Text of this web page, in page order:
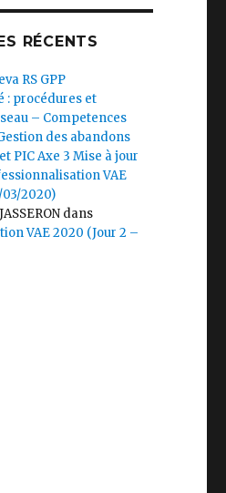
RÉCENTS
RS GPP
: procédures et
– Competences
des abandons
PIC Axe 3 Mise à jour
VAE
03/2020)
dans
VAE 2020 (Jour 2 –